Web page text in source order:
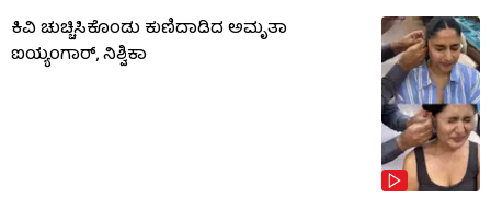
ಕಿವಿ ಚುಚ್ಚಿಸಿಕೊಂಡು ಕುಣಿದಾಡಿದ ಅಮೃತಾ
ಐಯ್ಯಂಗಾರ್, ನಿಶ್ವಿಕಾ